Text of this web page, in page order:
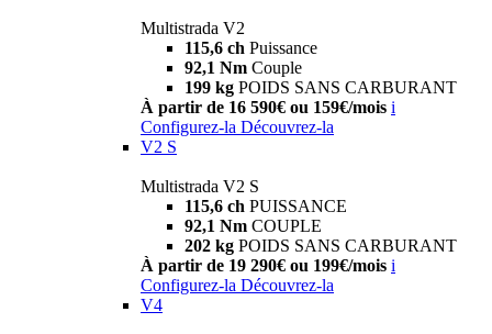
Multistrada V2
115,6 ch Puissance
92,1 Nm Couple
199 kg POIDS SANS CARBURANT
À partir de 16 590€ ou 159€/mois i
Configurez-la Découvrez-la
V2 S
Multistrada V2 S
115,6 ch PUISSANCE
92,1 Nm COUPLE
202 kg POIDS SANS CARBURANT
À partir de 19 290€ ou 199€/mois i
Configurez-la Découvrez-la
V4